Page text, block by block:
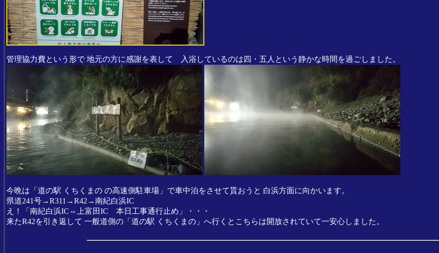
管理協力費という形で 地元の方に感謝を表して 入浴しているのは四・五人という静かな時間を過ごしました。
今晩は「道の駅 くちくまの の高速側駐車場」で車中泊をさせて貰おうと 白浜方面に向かいます。
県道241号→R311→R42→南紀白浜IC
え！「南紀白浜IC⇔上富田IC 本日工事通行止め」・・・
来たR42を引き返して 一般道側の「道の駅 くちくまの」へ行くとこちらは開放されていて一安心しました。